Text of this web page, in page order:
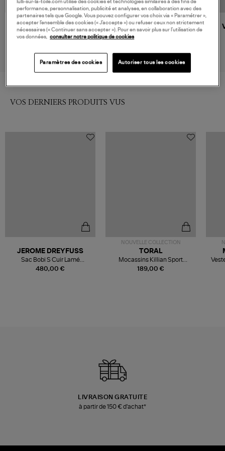
A.P.C.
Tote Bag Ninon Ecru
VANESSA BRUNO
Cabas Raphia S Bandoulière
VOS DERNIERS PRODUITS VUS
480,00 €
JEROME DREYFUSS
Sac Bobi S Cuir Lamé
Champagne
NOUVELLE COLLECTION
189,00 €
TORAL
Mocassins Killian Sport
Mousse
LIVRAISON GRATUITE
à partir de 150 € d'achat*
lulli-sur-la-toile.com utilise des cookies et technologies similaires à des fins de
performance, personnalisation, publicité et analyses, en collaboration avec des
partenaires tels que Google. Vous pouvez configurer vos choix via « Paramétrer »,
accepter l’ensemble des cookies (« J’accepte ») ou refuser ceux non strictement
nécessaires (« Continuer sans accepter »). Pour en savoir plus sur l’utilisation de
vos données,
consulter notre politique de cookies
Paramètres des cookies Autoriser tous les cookies